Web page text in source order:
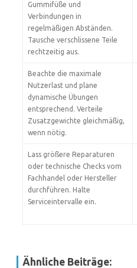
Gummifüße und
Verbindungen in
regelmäßigen Abständen.
Tausche verschlissene Teile
rechtzeitig aus.
Beachte die maximale
Nutzerlast und plane
dynamische Übungen
entsprechend. Verteile
Zusatzgewichte gleichmäßig,
wenn nötig.
Lass größere Reparaturen
oder technische Checks vom
Fachhandel oder Hersteller
durchführen. Halte
Serviceintervalle ein.
Ähnliche Beiträge: